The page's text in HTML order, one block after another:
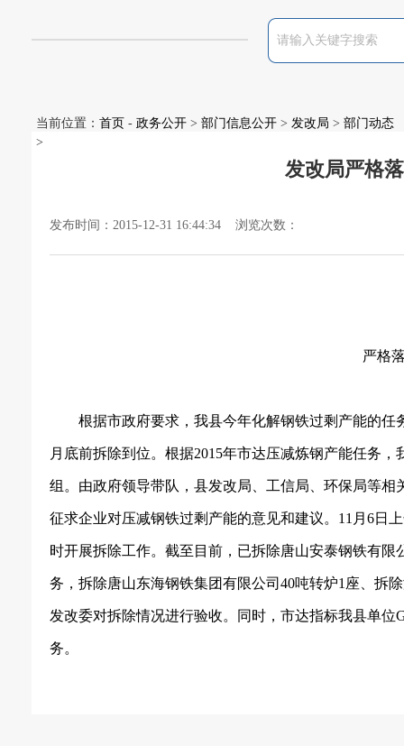
当前位置： 首页 - 政务公开 > 部门信息公开 > 发改局 > 部门动态
>
发改局严格
发布时间：2015-12-31 16:44:34 浏览次数：
严格
根据市政府要求，我县今年化解钢铁过剩产能的任
月底前拆除到位。根据2015年市达压减炼钢产能任务，
组。由政府领导带队，县发改局、工信局、环保局等
征求企业对压减钢铁过剩产能的意见和建议。 11 月 6日
时开展拆除工作。 截至目前，已拆除唐山安泰钢铁有限
务，拆除唐山东海钢铁集团有限公司40吨转炉1座、拆
发改委对拆除情况进行验收。同时，市达指标我县单位
务。